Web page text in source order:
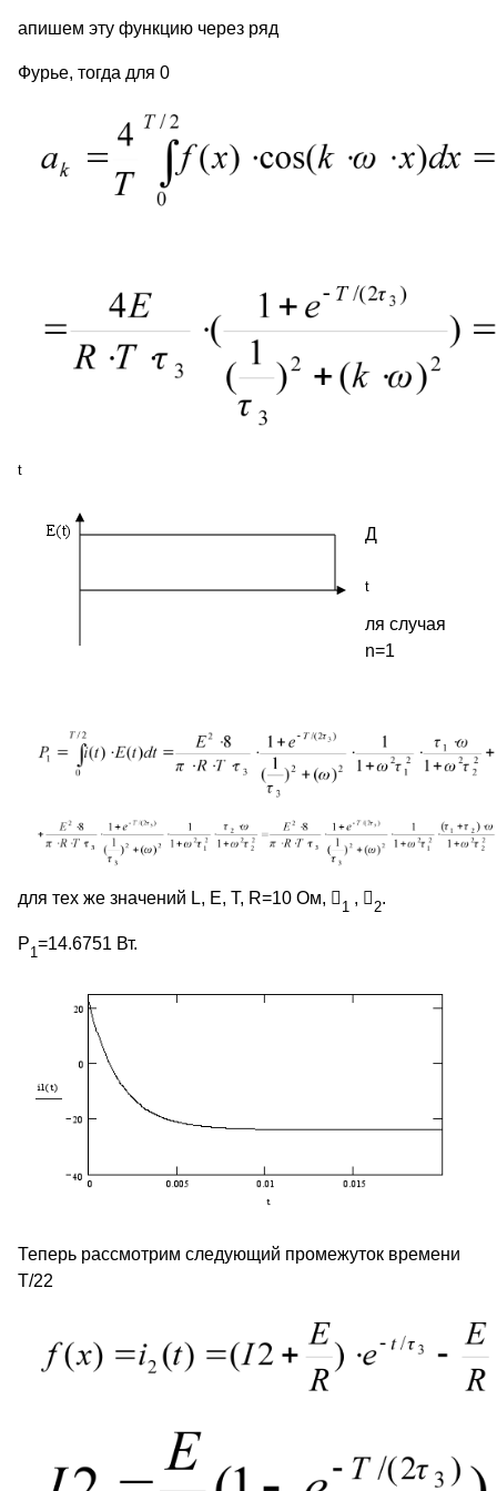
апишем эту функцию через ряд
Фурье, тогда для 0
t
Д
t
ля случая
n=1
для тех же значений L, E, T, R=10 Ом,  1 ,  2.
P1 =14.6751 Вт.
Теперь рассмотрим следующий промежуток времени
T/22